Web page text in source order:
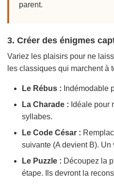
parent.
3. Créer des énigmes
Variez les plaisirs pour ne
les classiques qui marchent à
Le Rébus : Indémodable
La Charade : Idéale pour
syllabes.
Le Code César :
suivante (A devient B).
Le Puzzle : Découpez la
étape. Ils devront la